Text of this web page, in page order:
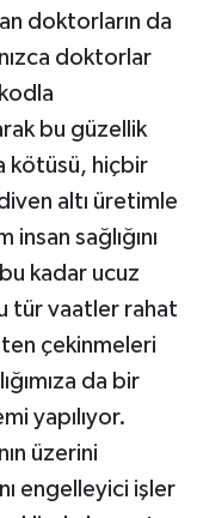
doktorların da
doktorlar
bu güzellik
kötüsü, hiçbir
altı üretimle
sağlığını
bu kadar ucuz
tür vaatler rahat
çekinmeleri
da bir
yapılıyor.
üzerini
engelleyici işler